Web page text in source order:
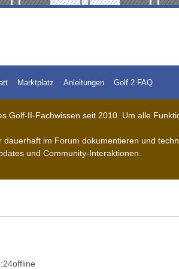
Marktplatz Anleitungen Golf 2 FAQ
Golf-II-Fachwissen seit 2010. Um alle
im Forum dokumentieren und
und Community-Interaktionen.
offline